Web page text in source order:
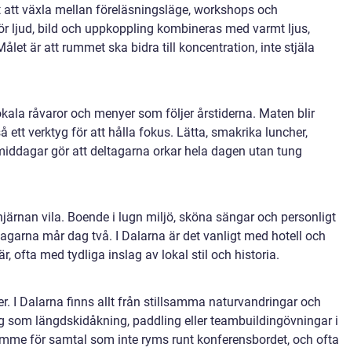
växla mellan föreläsningsläge, workshops och
ljud, bild och uppkoppling kombineras med varmt ljus,
är att rummet ska bidra till koncentration, inte stjäla
råvaror och menyer som följer årstiderna. Maten blir
ett verktyg för att hålla fokus. Lätta, smakrika luncher,
gör att deltagarna orkar hela dagen utan tung
vila. Boende i lugn miljö, sköna sängar och personligt
mår dag två. I Dalarna är det vanligt med hotell och
ofta med tydliga inslag av lokal stil och historia.
I Dalarna finns allt från stillsamma naturvandringar och
som längdskidåkning, paddling eller teambuildingövningar i
för samtal som inte ryms runt konferensbordet, och ofta